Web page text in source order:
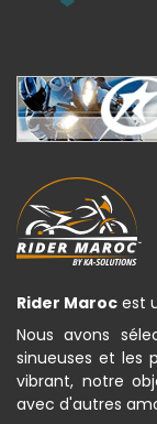
Rider Maroc est
Nous avons
sinueuses et les
vibrant, notre
avec d'autres